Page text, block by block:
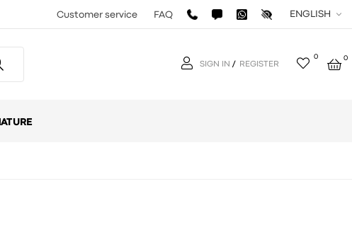
Customer service FAQ ENGLISH
SIGN IN / REGISTER
0 0